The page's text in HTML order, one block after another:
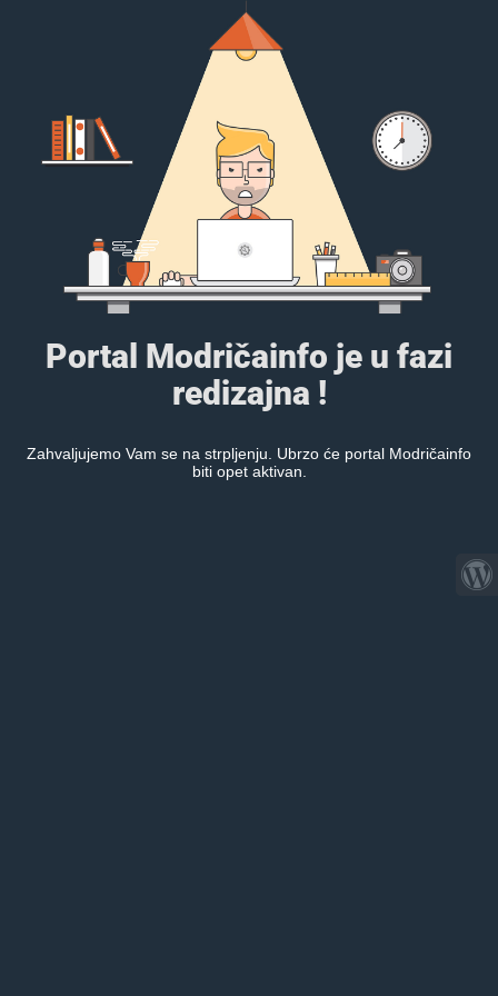
Portal Modričainfo je u fazi
redizajna !
Zahvaljujemo Vam se na strpljenju. Ubrzo će portal Modričainfo
biti opet aktivan.